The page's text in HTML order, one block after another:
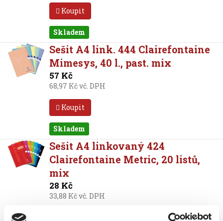
Koupit
Skladem
Sešit A4 link. 444 Clairefontaine
Mimesys, 40 l., past. mix
57 Kč
68,97 Kč vč. DPH
Koupit
Skladem
Sešit A4 linkovaný 424
Clairefontaine Metric, 20 listů,
mix
28 Kč
33,88 Kč vč. DPH